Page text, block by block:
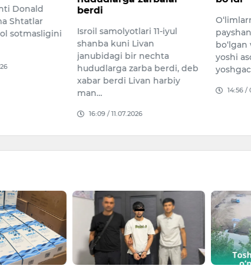
Donald
Shtatlar
sotmasligini
berdi
Isroil samolyotlari 11-iyul
shanba kuni Livan
janubidagi bir nechta
hududlarga zarba berdi, deb
xabar berdi Livan harbiy
man…
16:09 / 11.07.2026
bo‘lgan
yoshi
14:56 /